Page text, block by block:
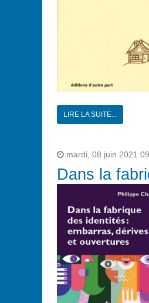
LIRE LA SUITE...
mardi, 08 juin 2021
Dans la